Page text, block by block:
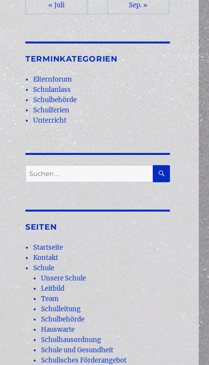
« Juli Sep. »
TERMINKATEGORIEN
Elternforum
Schulanlass
Schulbehörde
Schulferien
Unterricht
Suchen
nach:
SUCHEN
SEITEN
Startseite
Kontakt
Schule
Unsere Schule
Leitbild
Team
Schulleitung
Schulbehörde
Hauswarte
Schulhausordnung
Schule und Gesundheit
Schulisches Förderangebot